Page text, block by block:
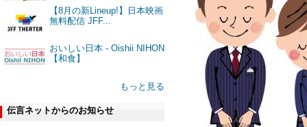
【8月の新Lineup!】日本映画
無料配信 JFF...
おいしい日本 - Oishii NIHON
【和食】
もっと見る
伝言ネットからのお知らせ